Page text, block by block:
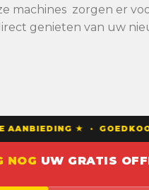
machines zorgen er
genieten van uw
★ ·
NOG UW GRATIS